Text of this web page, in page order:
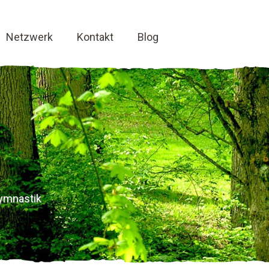
Netzwerk Kontakt Blog